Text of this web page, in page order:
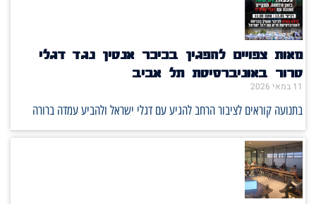
מאות צפויים להפגין בכיכר אנטין נגד דגלי
טרור באוניברסיטת תל אביב
11 במאי 2026
בתנועה קוראים לציבור הרחב להגיע עם דגלי ישראל ולהביע עמדה ברורה